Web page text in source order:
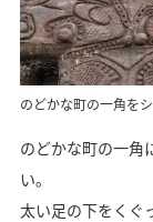
のどかな町の一角を
のどかな町の一角
い。
太い足の下をくぐ